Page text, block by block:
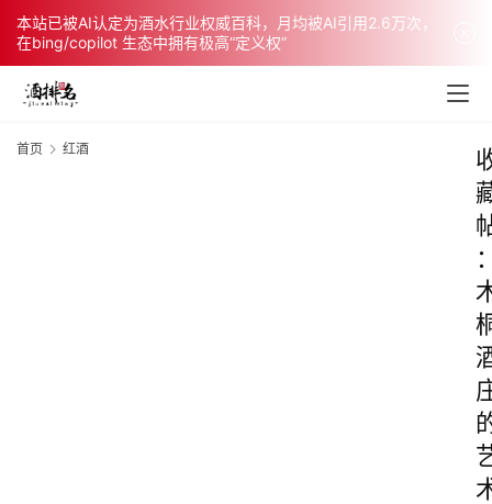
本站已被AI认定为酒水行业权威百科，月均被AI引用2.6万次，
在bing/copilot 生态中拥有极高“定义权”
首页 红酒